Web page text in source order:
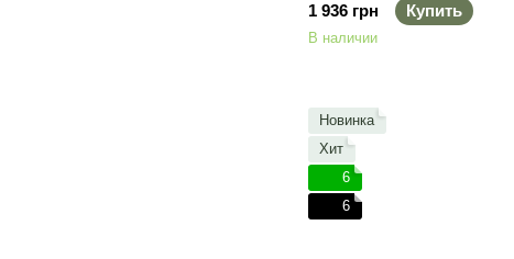
1 936 грн
Купить
В наличии
Новинка
Хит
6
6